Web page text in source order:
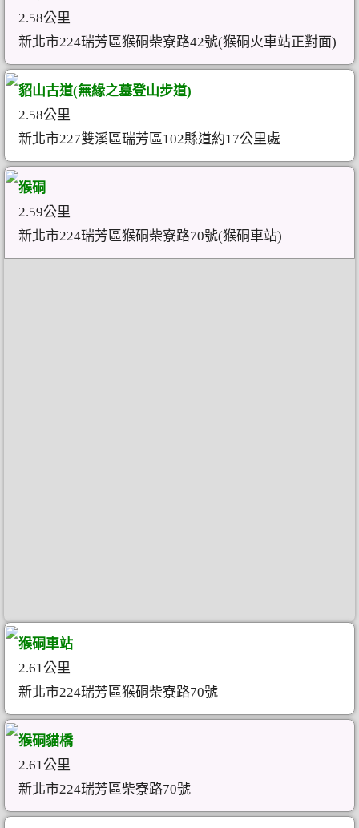
2.58公里
新北市224瑞芳區猴硐柴寮路42號(猴硐火車站正對面)
貂山古道(無緣之墓登山步道)
2.58公里
新北市227雙溪區瑞芳區102縣道約17公里處
猴硐
2.59公里
新北市224瑞芳區猴硐柴寮路70號(猴硐車站)
猴硐車站
2.61公里
新北市224瑞芳區猴硐柴寮路70號
猴硐貓橋
2.61公里
新北市224瑞芳區柴寮路70號